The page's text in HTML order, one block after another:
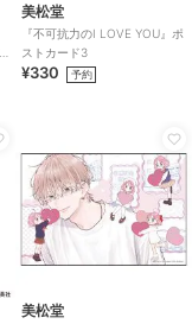
美松堂
『不可抗力のI LOVE YOU』ポ
ストカード3
¥330 予約
美松堂